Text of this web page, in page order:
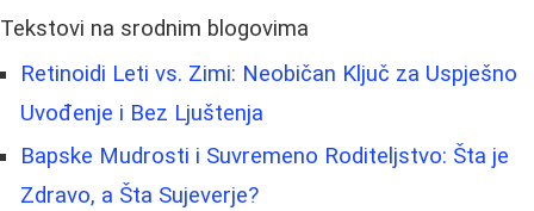
Tekstovi na srodnim blogovima
Retinoidi Leti vs. Zimi: Neobičan Ključ za Uspješno
Uvođenje i Bez Ljuštenja
Bapske Mudrosti i Suvremeno Roditeljstvo: Šta je
Zdravo, a Šta Sujeverje?